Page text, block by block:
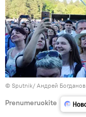
© Sputnik/ Андрей Богданов
Prenumeruokite